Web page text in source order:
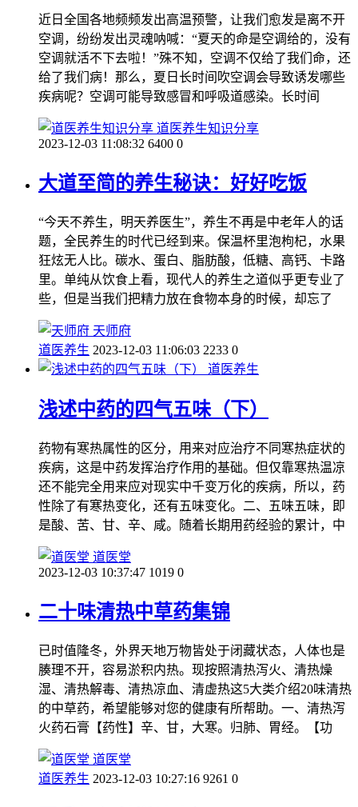
近日全国各地频频发出高温预警，让我们愈发是离不开
空调，纷纷发出灵魂呐喊：“夏天的命是空调给的，没有
空调就活不下去啦！”殊不知，空调不仅给了我们命，还
给了我们病！那么，夏日长时间吹空调会导致诱发哪些
疾病呢？空调可能导致感冒和呼吸道感染。长时间
道医养生知识分享
2023-12-03 11:08:32 6400 0
大道至简的养生秘诀：好好吃饭
“今天不养生，明天养医生”，养生不再是中老年人的话
题，全民养生的时代已经到来。保温杯里泡枸杞，水果
狂炫无人比。碳水、蛋白、脂肪酸，低糖、高钙、卡路
里。单纯从饮食上看，现代人的养生之道似乎更专业了
些，但是当我们把精力放在食物本身的时候，却忘了
天师府
道医养生 2023-12-03 11:06:03 2233 0
道医养生
浅述中药的四气五味（下）
药物有寒热属性的区分，用来对应治疗不同寒热症状的
疾病，这是中药发挥治疗作用的基础。但仅靠寒热温凉
还不能完全用来应对现实中千变万化的疾病，所以，药
性除了有寒热变化，还有五味变化。二、五味五味，即
是酸、苦、甘、辛、咸。随着长期用药经验的累计，中
道医堂
2023-12-03 10:37:47 1019 0
二十味清热中草药集锦
已时值隆冬，外界天地万物皆处于闭藏状态，人体也是
腠理不开，容易淤积内热。现按照清热泻火、清热燥
湿、清热解毒、清热凉血、清虚热这5大类介绍20味清热
的中草药，希望能够对您的健康有所帮助。一、清热泻
火药石膏【药性】辛、甘，大寒。归肺、胃经。【功
道医堂
道医养生 2023-12-03 10:27:16 9261 0